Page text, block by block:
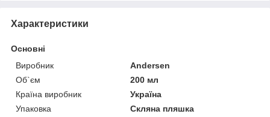
Характеристики
Основні
Виробник
Andersen
Об`єм
200 мл
Країна виробник
Україна
Упаковка
Скляна пляшка